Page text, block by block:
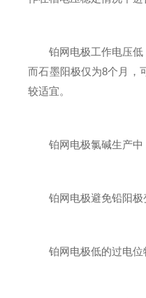
铂网电极工作电压低，
而石墨阳极仅为8个月，
较适宜。
铂网电极氯碱生产中，
铂网电极避免铅阳极变
铂网电极低的过电位特